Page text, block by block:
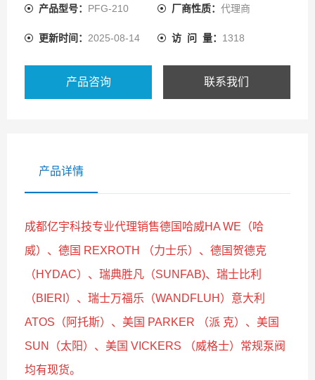
产品型号： PFG-210 厂商性质： 代理商
更新时间： 2025-08-14 访 问 量： 1318
产品咨询 联系我们
产品详情
成都亿宇科技专业代理销售德国哈威HA WE（哈
威）、德国 REXROTH （力士乐）、德国贺德克
（HYDAC）、瑞典胜凡（SUNFAB)、瑞士比利
（BIERI）、瑞士万福乐（WANDFLUH）意大利
ATOS（阿托斯）、美国 PARKER （派 克）、美国
SUN（太阳）、美国 VICKERS （威格士）常规泵阀
均有现货。